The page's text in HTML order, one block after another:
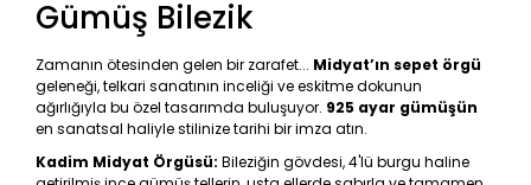
Gümüş Bilezik
Zamanın ötesinden gelen bir zarafet... Midyat’ın sepet örgü
geleneği, telkari sanatının inceliği ve eskitme dokunun
ağırlığıyla bu özel tasarımda buluşuyor. 925 ayar gümüşün
en sanatsal haliyle stilinize tarihi bir imza atın.
Kadim Midyat Örgüsü: Bileziğin gövdesi, 4'lü burgu haline